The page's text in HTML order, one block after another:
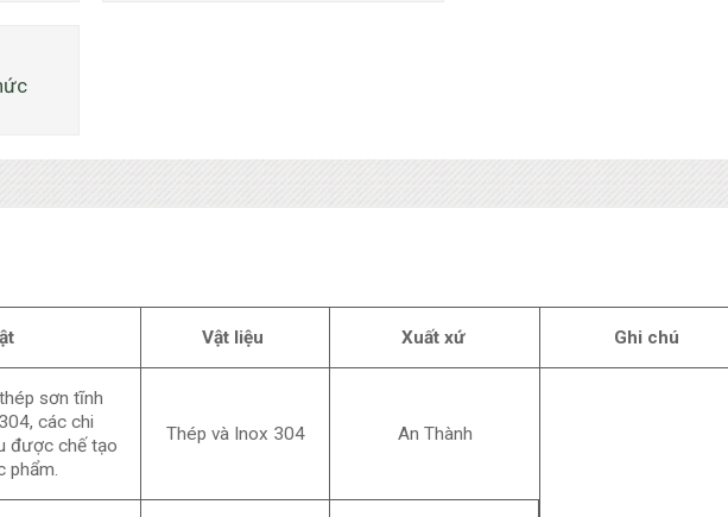
Vật liệu Xuất xứ Ghi chú
sơn tĩnh
các chi
được chế tạo
phẩm.
Thép và Inox 304 An Thành